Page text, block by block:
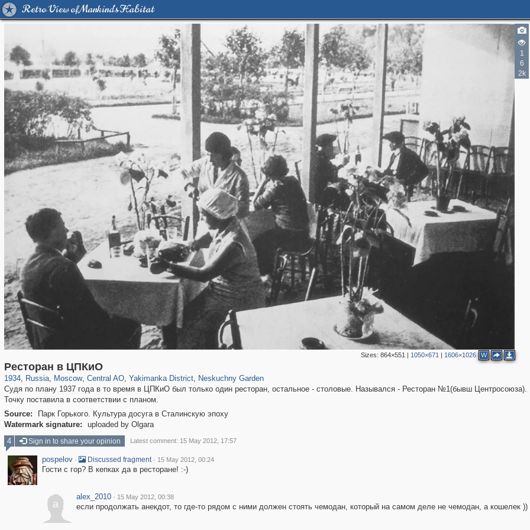
Retro View of Mankind's Habitat
1
6
2k
Sizes: 864×551 | 1050×671 | 1606×1026 W
Ресторан в ЦПКиО
1934, Russia
1,406,840 29,243
, Moscow
319,864 8,286
, Central AO
160,012 5,916
, Yakimanka District, Neskuchny Garden
Судя по плану 1937 года в то время в ЦПКиО был только один ресторан, остальное - столовые. Назывался - Ресторан №1(бывш Центросоюза).
Точку поставила в соответствии с планом.
Source:
Парк Горького. Культура досуга в Сталинскую эпоху
Watermark signature:
uploaded by Olgara
2
4 Sign in to share your opinion Latest comment: 15 May 2012, 17:57
pospelov · Discussed fragment · 15 May 2012, 00:24
Гости с гор? В кепках да в ресторане! :-)
a
alex_2010 · 15 May 2012, 00:38
если продолжать анекдот, то где-то рядом с ними должен стоять чемодан, который на самом деле не чемодан, а кошелек ))